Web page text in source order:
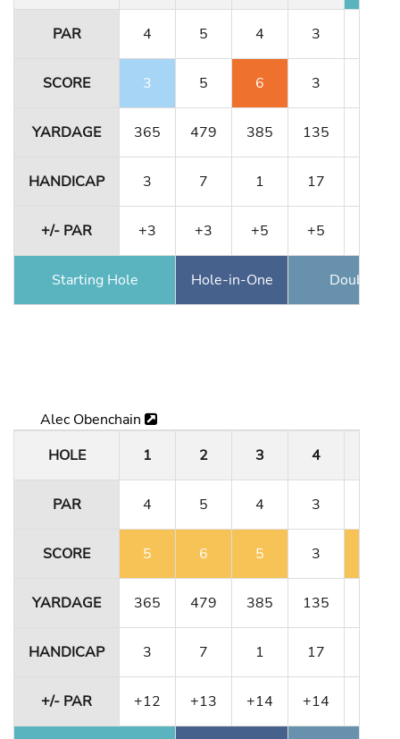
PAR 4 5 4 3
SCORE 3 5 6 3
YARDAGE 365 479 385 135
HANDICAP 3 7 1 17
+/- PAR +3 +3 +5 +5
Starting Hole Hole-in-One Double
Alec Obenchain
HOLE
1 2 3 4
PAR 4 5 4 3
SCORE 5 6 5 3
YARDAGE 365 479 385 135
HANDICAP 3 7 1 17
+/- PAR +12 +13 +14 +14